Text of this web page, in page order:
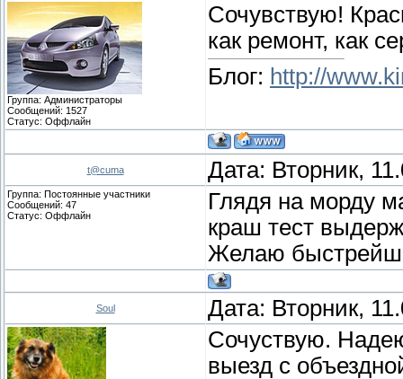
Группа: Администраторы
Сообщений: 1527
Статус: Оффлайн
Сочувствую!
как ремонт, как
Блог: http://
t@cuma Дата: Вторник,
Группа: Постоянные участники
Сообщений: 47
Статус: Оффлайн
Глядя на морду
краш тест
Желаю
Soul Дата: Вторник,
Сочуствую.
выезд с